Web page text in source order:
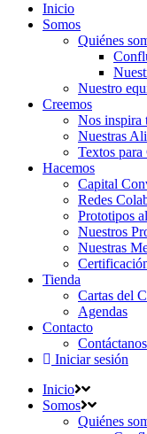
Inicio
Somos
Quiénes
Nuestro
Creemos
Nos inspira
Nuestras
Textos
Hacemos
Capital
Redes
Prototipos
Nuestros
Nuestras
Tienda
Cartas del
Agendas
Contacto
Contáctanos
Iniciar sesión
Inicio
Somos
Quiénes